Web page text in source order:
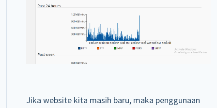
Jika website kita masih baru, maka penggunaan